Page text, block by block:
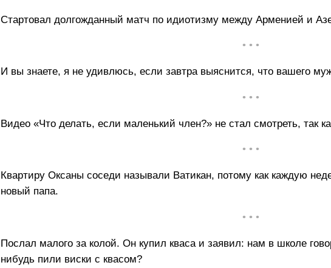
Стартовал долгожданный матч по идиотизму между Арменией и
• • •
И вы знаете, я не удивлюсь, если завтра выяснится, что вашего
• • •
Видео «Что делать, если маленький член?» не стал смотреть, так
• • •
Квартиру Оксаны соседи называли Ватикан, потому как каждую
новый папа.
• • •
Послал малого за колой. Он купил кваса и заявил: нам в школе
нибудь пили виски с квасом?